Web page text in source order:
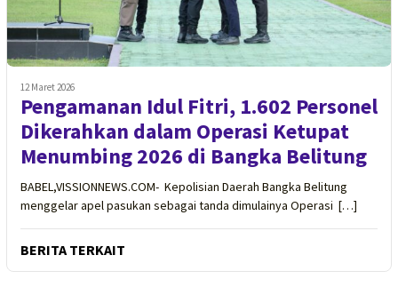
12 Maret 2026
Pengamanan Idul Fitri, 1.602 Personel
Dikerahkan dalam Operasi Ketupat
Menumbing 2026 di Bangka Belitung
BABEL,VISSIONNEWS.COM- Kepolisian Daerah Bangka Belitung
menggelar apel pasukan sebagai tanda dimulainya Operasi […]
BERITA TERKAIT